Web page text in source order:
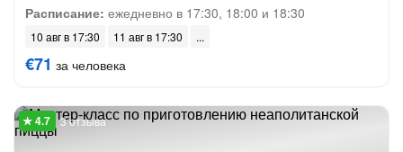
Расписание: ежедневно в 17:30, 18:00 и 18:30
10 авг в 17:30 11 авг в 17:30
€71 за человека
3 отзыва